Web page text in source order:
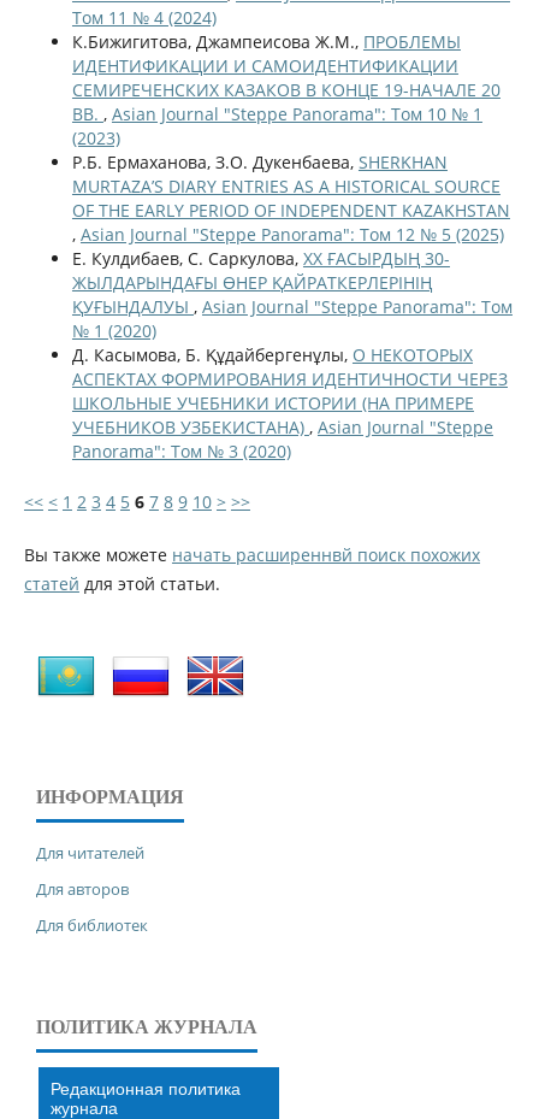
Том 11 № 4 (2024)
К.Бижигитова, Джампеисова Ж.М., ПРОБЛЕМЫ
ИДЕНТИФИКАЦИИ И САМОИДЕНТИФИКАЦИИ
СЕМИРЕЧЕНСКИХ КАЗАКОВ В КОНЦЕ 19-НАЧАЛЕ 20
ВВ. , Asian Journal "Steppe Panorama": Том 10 № 1
(2023)
Р.Б. Ермаханова, З.О. Дукенбаева, SHERKHAN
MURTAZA’S DIARY ENTRIES AS A HISTORICAL SOURCE
OF THE EARLY PERIOD OF INDEPENDENT KAZAKHSTAN
, Asian Journal "Steppe Panorama": Том 12 № 5 (2025)
Е. Кулдибаев, С. Саркулова, ХХ ҒАСЫРДЫҢ 30-
ЖЫЛДАРЫНДАҒЫ ӨНЕР ҚАЙРАТКЕРЛЕРІНІҢ
ҚУҒЫНДАЛУЫ , Asian Journal "Steppe Panorama": Том
№ 1 (2020)
Д. Касымова, Б. Құдайбергенұлы, О НЕКОТОРЫХ
АСПЕКТАХ ФОРМИРОВАНИЯ ИДЕНТИЧНОСТИ ЧЕРЕЗ
ШКОЛЬНЫЕ УЧЕБНИКИ ИСТОРИИ (НА ПРИМЕРЕ
УЧЕБНИКОВ УЗБЕКИСТАНА) , Asian Journal "Steppe
Panorama": Том № 3 (2020)
<< < 1 2 3 4 5 6 7 8 9 10 > >>
Вы также можете начать расширеннвй поиск похожих
статей для этой статьи.
ИНФОРМАЦИЯ
Для читателей
Для авторов
Для библиотек
ПОЛИТИКА ЖУРНАЛА
Редакционная политика
журнала